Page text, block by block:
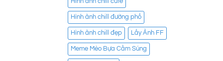
Hình ảnh chill đường phố
Hình ảnh chill đẹp Lấy Ảnh FF
Meme Mèo Bựa Cầm Súng